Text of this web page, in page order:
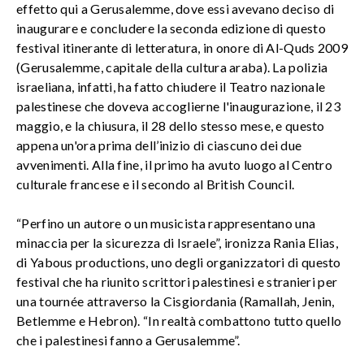
effetto qui a Gerusalemme, dove essi avevano deciso di
inaugurare e concludere la seconda edizione di questo
festival itinerante di letteratura, in onore di Al-Quds 2009
(Gerusalemme, capitale della cultura araba). La polizia
israeliana, infatti, ha fatto chiudere il Teatro nazionale
palestinese che doveva accoglierne l'inaugurazione, il 23
maggio, e la chiusura, il 28 dello stesso mese, e questo
appena un'ora prima dell’inizio di ciascuno dei due
avvenimenti. Alla fine, il primo ha avuto luogo al Centro
culturale francese e il secondo al British Council.
“Perfino un autore o un musicista rappresentano una
minaccia per la sicurezza di Israele”, ironizza Rania Elias,
di Yabous productions, uno degli organizzatori di questo
festival che ha riunito scrittori palestinesi e stranieri per
una tournée attraverso la Cisgiordania (Ramallah, Jenin,
Betlemme e Hebron). “In realtà combattono tutto quello
che i palestinesi fanno a Gerusalemme”.